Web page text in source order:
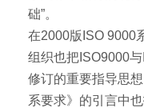
础”。
在2000版ISO 9000
组织也把ISO9000
修订的重要指导思
系要求》的引言中